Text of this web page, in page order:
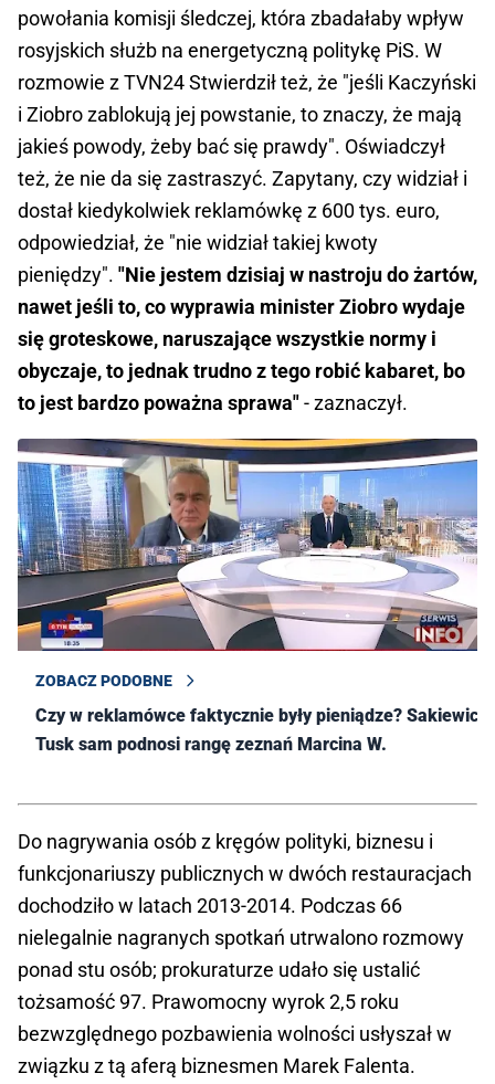
powołania komisji śledczej, która zbadałaby wpływ
rosyjskich służb na energetyczną politykę PiS. W
rozmowie z TVN24 Stwierdził też, że "jeśli Kaczyński
i Ziobro zablokują jej powstanie, to znaczy, że mają
jakieś powody, żeby bać się prawdy". Oświadczył
też, że nie da się zastraszyć. Zapytany, czy widział i
dostał kiedykolwiek reklamówkę z 600 tys. euro,
odpowiedział, że "nie widział takiej kwoty
pieniędzy". "Nie jestem dzisiaj w nastroju do żartów,
nawet jeśli to, co wyprawia minister Ziobro wydaje
się groteskowe, naruszające wszystkie normy i
obyczaje, to jednak trudno z tego robić kabaret, bo
to jest bardzo poważna sprawa"- zaznaczył.
ZOBACZ PODOBNE
Czy w reklamówce faktycznie były pieniądze? Sakiewicz:
Tusk sam podnosi rangę zeznań Marcina W.
Do nagrywania osób z kręgów polityki, biznesu i
funkcjonariuszy publicznych w dwóch restauracjach
dochodziło w latach 2013-2014. Podczas 66
nielegalnie nagranych spotkań utrwalono rozmowy
ponad stu osób; prokuraturze udało się ustalić
tożsamość 97. Prawomocny wyrok 2,5 roku
bezwzględnego pozbawienia wolności usłyszał w
związku z tą aferą biznesmen Marek Falenta.